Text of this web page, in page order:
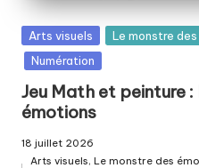
Posted
in
Arts visuels Le monstre
Numération
Jeu Math et peinture
émotions
18 juillet 2026
Arts visuels, Le monstre des